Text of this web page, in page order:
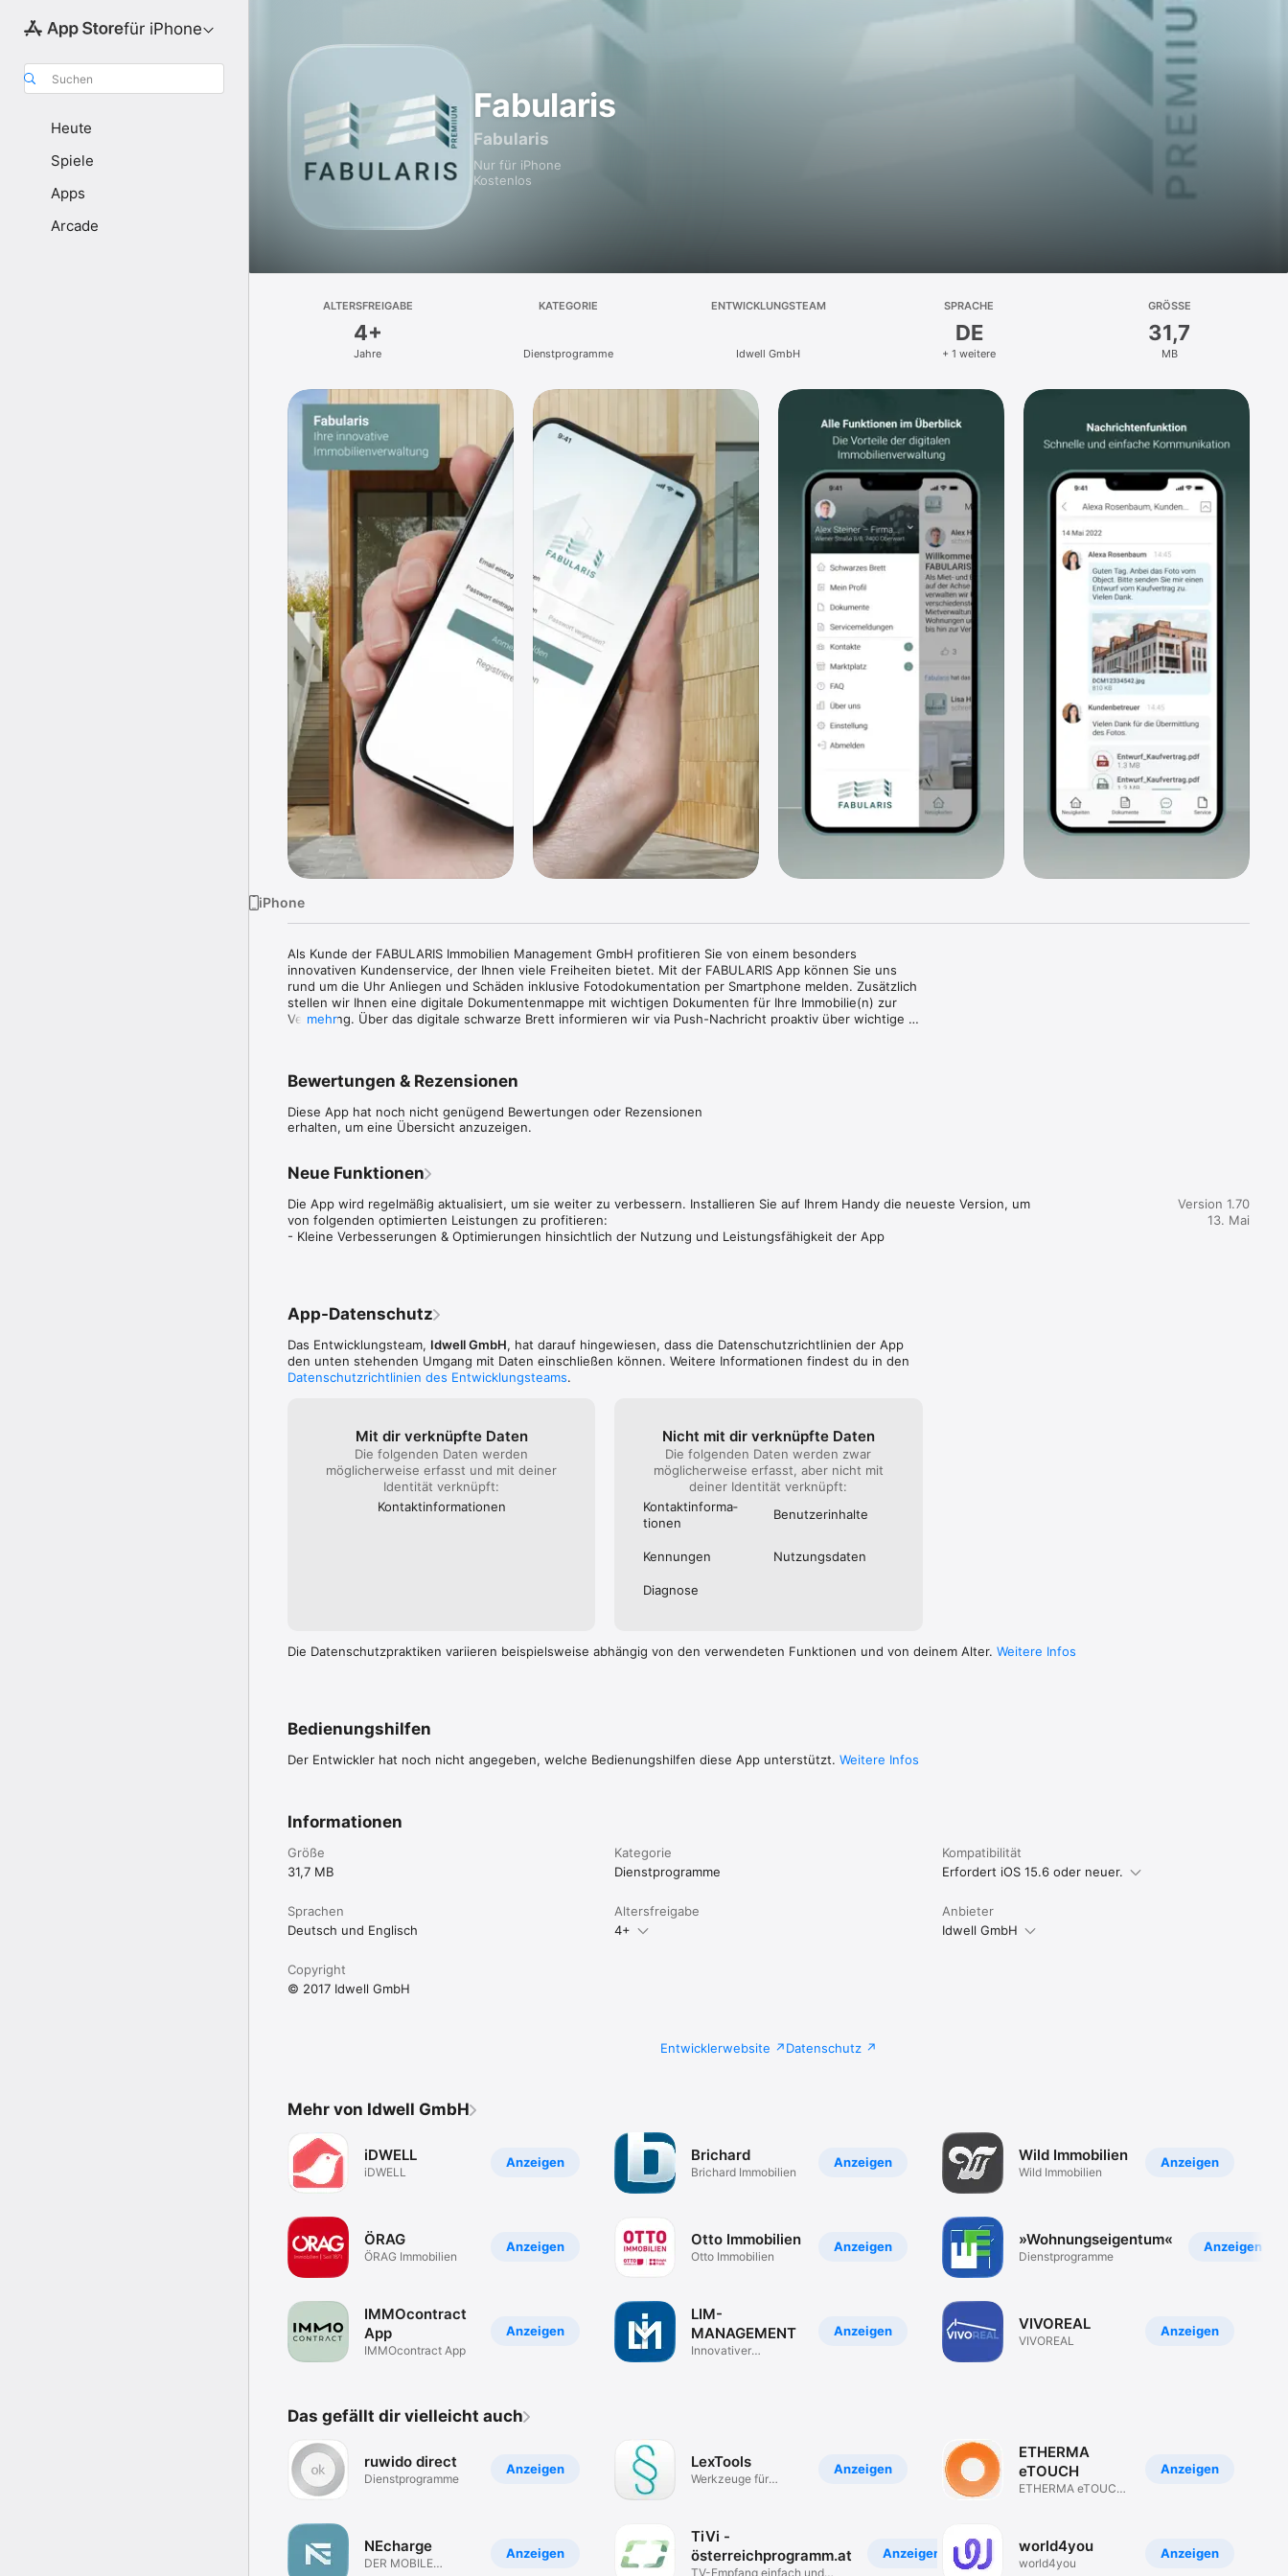
für iPhone
Suchen
Heute
Spiele
Apps
Arcade
Fabularis
Fabularis
Nur für iPhone
Kostenlos
ALTERSFREIGABE
4+
Jahre
KATEGORIE
Dienst­programme
ENTWICKLUNGSTEAM
Idwell GmbH
SPRACHE
DE
+ 1 weitere
GRÖSSE
31,7
MB
iPhone
Als Kunde der FABULARIS Immobilien Management GmbH profitieren Sie von einem besonders
innovativen Kundenservice, der Ihnen viele Freiheiten bietet. Mit der FABULARIS App können Sie uns
rund um die Uhr Anliegen und Schäden inklusive Fotodokumentation per Smartphone melden. Zusätzlich
stellen wir Ihnen eine digitale Dokumentenmappe mit wichtigen Dokumenten für Ihre Immobilie(n) zur
Verfügung. Über das digitale schwarze Brett informieren wir via Push-Nachricht proaktiv über wichtige
- Schnelle und effiziente Kommunikation: In unserer FABULARIS App finden Sie alle Informationen und
- Immer informiert: Sie haben Fragen zum Mietvertrag, zur Nachbestellung von Schlüsseln oder zu
Eigentümerversammlungen? In einem FAQ-Bereich finden Sie Antworten zu den häufigsten Fragen.
Fotos erfassen. Ihr Sachverhalt wird schnell bearbeitet und Sie erhalten regelmäßige Status-Updates
per Push-Nachrichten.
- Vernetzen Sie sich mit Ihren Nachbarn: Tauschen Sie sich per Nachrichtenfunktion mit Ihren Nachbarn
zu wichtigen Themen im Haus aus.
- Transparent: Alle wichtigen Informationen und Diskussionen können am schwarzen Brett nachverfolgt
und kommentiert werden.
- Drücken Sie auf den Button “Anmeldung bestätigen” und geben Sie Ihr persönlich gewähltes Passwort
ein
- Laden Sie sich die FABULARIS App für Ihr Smartphone herunter
- Und schon können Sie alle Vorteile unseres digitalen Kundenservices nutzen!
mehr
Bewertungen & Rezensionen
Diese App hat noch nicht genügend Bewertungen oder Rezensionen
erhalten, um eine Übersicht anzuzeigen.
Neue Funktionen
Die App wird regelmäßig aktualisiert, um sie weiter zu verbessern. Installieren Sie auf Ihrem Handy die neueste Version, um
von folgenden optimierten Leistungen zu profitieren:
- Kleine Verbesserungen & Optimierungen hinsichtlich der Nutzung und Leistungsfähigkeit der App
Version 1.70
13. Mai
App-Datenschutz
Das Entwicklungsteam, Idwell GmbH, hat darauf hingewiesen, dass die Datenschutz­richtlinien der App
den unten stehenden Umgang mit Daten einschließen können. Weitere Informationen findest du in den
Datenschutzrichtlinien des Entwicklungsteams.
Mit dir verknüpfte Daten
Die folgenden Daten werden
möglicherweise erfasst und mit deiner
Identität verknüpft:
Kontakt­informa­tionen
Nicht mit dir verknüpfte Daten
Die folgenden Daten werden zwar
möglicherweise erfasst, aber nicht mit
deiner Identität verknüpft:
Kontakt­informa­
tionen
Benutzer­inhalte
Kennungen Nutzungs­daten
Diagnose
Die Datenschutzpraktiken variieren beispielsweise abhängig von den verwendeten Funktionen und von deinem Alter. Weitere Infos
Bedienungshilfen
Der Entwickler hat noch nicht angegeben, welche Bedienungshilfen diese App unterstützt. Weitere Infos
Informationen
Größe
31,7 MB
Kategorie
Dienst­programme
Kompatibilität
Erfordert iOS 15.6 oder neuer.
Sprachen
Deutsch und Englisch
Altersfreigabe
4+
Anbieter
Idwell GmbH
Copyright
© 2017 Idwell GmbH
Entwicklerwebsite Datenschutz
Mehr von Idwell GmbH
Anzeigen
iDWELL
iDWELL
Anzeigen
ÖRAG
ÖRAG Immobilien
Anzeigen
IMMOcontract
App
IMMOcontract App
Anzeigen
Brichard
Brichard Immobilien
Anzeigen
Otto Immobilien
Otto Immobilien
Anzeigen
LIM-
MANAGEMENT
Innovativer
Anzeigen
Wild Immobilien
Wild Immobilien
Anzeigen
»Wohnungseigentum«
Dienst­programme
Anzeigen
VIVOREAL
VIVOREAL
Das gefällt dir vielleicht auch
Anzeigen
ruwido direct
Dienst­programme
Anzeigen
NEcharge
DER MOBILE
Anzeigen
LexTools
Werkzeuge für
Anzeigen
TiVi -
österreichprogramm.at
TV-Empfang einfach und
Anzeigen
ETHERMA
eTOUCH
ETHERMA eTOUCH
Anzeigen
world4you
world4you